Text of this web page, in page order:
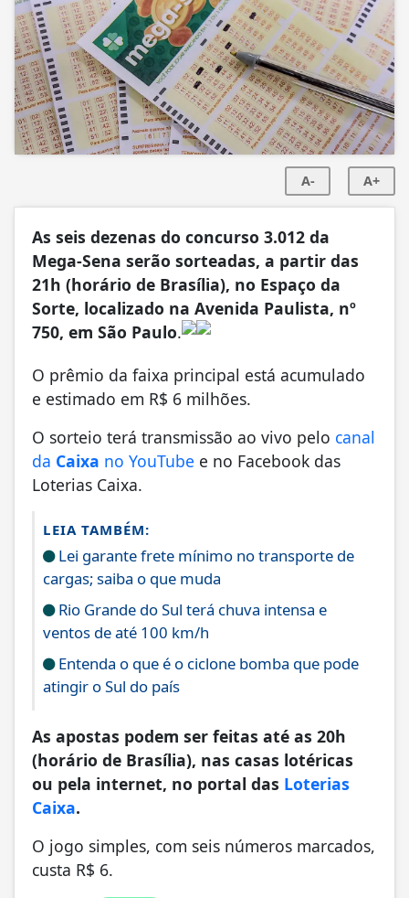
A- A+
As seis dezenas do concurso 3.012 da
Mega-Sena serão sorteadas, a partir das
21h (horário de Brasília), no Espaço da
Sorte, localizado na Avenida Paulista, nº
750, em São Paulo.
O prêmio da faixa principal está acumulado
e estimado em R$ 6 milhões.
O sorteio terá transmissão ao vivo pelo canal
da Caixa no YouTube e no Facebook das
Loterias Caixa.
LEIA TAMBÉM:
Lei garante frete mínimo no transporte de
cargas; saiba o que muda
Rio Grande do Sul terá chuva intensa e
ventos de até 100 km/h
Entenda o que é o ciclone bomba que pode
atingir o Sul do país
As apostas podem ser feitas até as 20h
(horário de Brasília), nas casas lotéricas
ou pela internet, no portal das Loterias
Caixa.
O jogo simples, com seis números marcados,
custa R$ 6.